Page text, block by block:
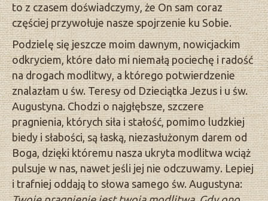
to z czasem doświadczymy, że On sam coraz
częściej przywołuje nasze spojrzenie ku Sobie.
Podzielę się jeszcze moim dawnym, nowicjackim
odkryciem, które dało mi niemałą pociechę i radość
na drogach modlitwy, a którego potwierdzenie
znalazłam u św. Teresy od Dzieciątka Jezus i u św.
Augustyna. Chodzi o najgłębsze, szczere
pragnienia, których siła i stałość, pomimo ludzkiej
biedy i słabości, są łaską, niezasłużonym darem od
Boga, dzięki któremu nasza ukryta modlitwa wciąż
pulsuje w nas, nawet jeśli jej nie odczuwamy. Lepiej
i trafniej oddają to słowa samego św. Augustyna: